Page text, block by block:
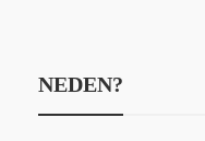
NEDEN?